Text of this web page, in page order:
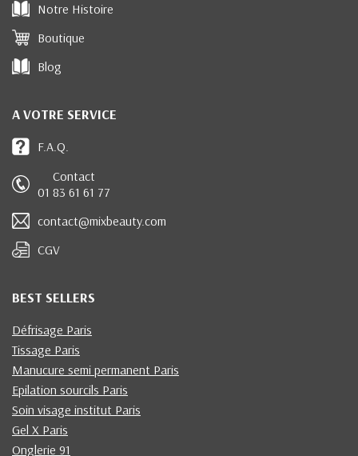
Notre Histoire
Boutique
Blog
A VOTRE SERVICE
F.A.Q.
Contact
01 83 61 61 77
contact@mixbeauty.com
CGV
BEST SELLERS
Défrisage Paris
Tissage Paris
Manucure semi permanent Paris
Epilation sourcils Paris
Soin visage institut Paris
Gel X Paris
Onglerie 91